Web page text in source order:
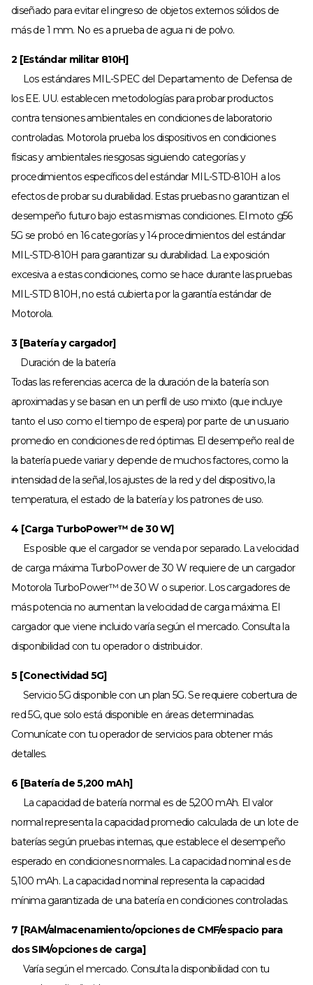
diseñado para evitar el ingreso de objetos externos sólidos de
más de 1 mm. No es a prueba de agua ni de polvo.
2 [Estándar militar 810H]
Los estándares MIL-SPEC del Departamento de Defensa de
los EE. UU. establecen metodologías para probar productos
contra tensiones ambientales en condiciones de laboratorio
controladas. Motorola prueba los dispositivos en condiciones
físicas y ambientales riesgosas siguiendo categorías y
procedimientos específicos del estándar MIL-STD-810H a los
efectos de probar su durabilidad. Estas pruebas no garantizan el
desempeño futuro bajo estas mismas condiciones. El moto g56
5G se probó en 16 categorías y 14 procedimientos del estándar
MIL-STD-810H para garantizar su durabilidad. La exposición
excesiva a estas condiciones, como se hace durante las pruebas
MIL-STD 810H, no está cubierta por la garantía estándar de
Motorola.
3 [Batería y cargador]
Duración de la batería
Todas las referencias acerca de la duración de la batería son
aproximadas y se basan en un perfil de uso mixto (que incluye
tanto el uso como el tiempo de espera) por parte de un usuario
promedio en condiciones de red óptimas. El desempeño real de
la batería puede variar y depende de muchos factores, como la
intensidad de la señal, los ajustes de la red y del dispositivo, la
temperatura, el estado de la batería y los patrones de uso.
4 [Carga TurboPower™ de 30 W]
Es posible que el cargador se venda por separado. La velocidad
de carga máxima TurboPower de 30 W requiere de un cargador
Motorola TurboPower™ de 30 W o superior. Los cargadores de
más potencia no aumentan la velocidad de carga máxima. El
cargador que viene incluido varía según el mercado. Consulta la
disponibilidad con tu operador o distribuidor.
5 [Conectividad 5G]
Servicio 5G disponible con un plan 5G. Se requiere cobertura de
red 5G, que solo está disponible en áreas determinadas.
Comunícate con tu operador de servicios para obtener más
detalles.
6 [Batería de 5,200 mAh]
La capacidad de batería normal es de 5,200 mAh. El valor
normal representa la capacidad promedio calculada de un lote de
baterías según pruebas internas, que establece el desempeño
esperado en condiciones normales. La capacidad nominal es de
5,100 mAh. La capacidad nominal representa la capacidad
mínima garantizada de una batería en condiciones controladas.
7 [RAM/almacenamiento/opciones de CMF/espacio para
dos SIM/opciones de carga]
Varía según el mercado. Consulta la disponibilidad con tu